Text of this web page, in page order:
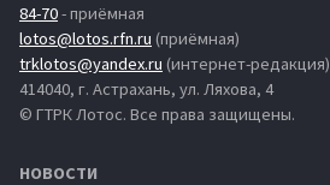
84-70- приёмная
lotos@lotos.rfn.ru (приёмная)
trklotos@yandex.ru (интернет-редакция)
414040, г. Астрахань, ул. Ляхова, 4
© ГТРК Лотос. Все права защищены.
НОВОСТИ